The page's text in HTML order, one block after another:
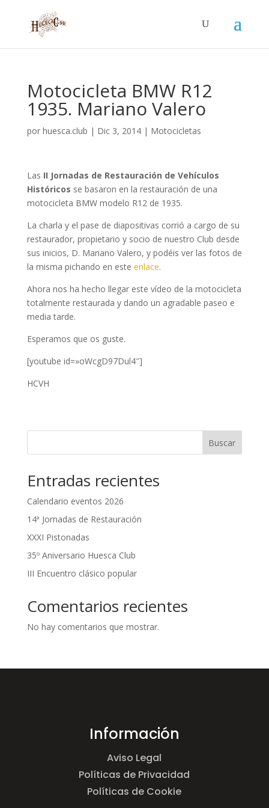
Motocicleta BMW R12
1935. Mariano Valero
por huesca.club | Dic 3, 2014| Motocicletas
Las II Jornadas de Restauración de Vehículos
Históricos se basaron en la restauración de una
motocicleta BMW modelo R12 de 1935.
La charla y el pase de diapositivas corrió a cargo de su
restaurador, propietario y socio de nuestro Club desde
sus inicios, D. Mariano Valero, y podéis ver las fotos de
la misma pichando en este enlace.
Ahora nos ha hecho llegar este vídeo de la motocicleta
totalmente restaurada y dando un agradable paseo e
media tarde.
Esperamos que os guste.
[youtube id=»oWcgD97Dul4″]
HCVH
Buscar
Entradas recientes
Calendario eventos 2026
14ª Jornadas de Restauración
XXXI Pistonadas
35º Aniversario Huesca Club
III Encuentro clásico popular
Comentarios recientes
No hay comentarios que mostrar.
Información
Aviso Legal
Políticas de Privacidad
Políticas de Cookie